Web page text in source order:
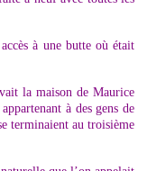
à une butte où était
la maison de Maurice
à des gens de
terminaient au troisième